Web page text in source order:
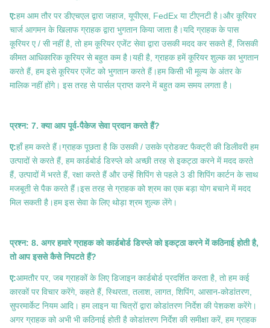
ए:हम आम तौर पर डीएचएल द्वारा जहाज, यूपीएस, FedEx या टीएनटी है।और कूरियर
चार्ज आगमन के खिलाफ ग्राहक द्वारा भुगतान किया जाता है।यदि ग्राहक के पास
कूरियर ए / सी नहीं है, तो हम कूरियर एजेंट सेवा द्वारा उसकी मदद कर सकते हैं, जिसकी
कीमत आधिकारिक कूरियर से बहुत कम है।यही है, ग्राहक हमें कूरियर शुल्क का भुगतान
करते हैं, हम इसे कूरियर एजेंट को भुगतान करते हैं।हम किसी भी मूल्य के अंतर के
मालिक नहीं होंगे। इस तरह से पार्सल प्राप्त करने में बहुत कम समय लगता है।
प्रश्न: 7. क्या आप पूर्व-पैकेज सेवा प्रदान करते हैं?
ए:हाँ हम करते हैं।ग्राहक पूछता है कि उसकी / उसके प्रोडक्ट फैक्ट्री की डिलीवरी हम
उत्पादों से करते हैं, हम कार्डबोर्ड डिस्प्ले को अच्छी तरह से इकट्ठा करने में मदद करते
हैं, उत्पादों में भरते हैं, रक्षा करते हैं और उन्हें शिपिंग से पहले 3 डी शिपिंग कार्टन के साथ
मजबूती से पैक करते हैं।इस तरह से ग्राहक को श्रम का एक बड़ा योग बचाने में मदद
मिल सकती है।हम इस सेवा के लिए थोड़ा श्रम शुल्क लेंगे।
प्रश्न: 8. अगर हमारे ग्राहक को कार्डबोर्ड डिस्प्ले को इकट्ठा करने में कठिनाई होती है,
तो आप इससे कैसे निपटते हैं?
ए:आमतौर पर, जब ग्राहकों के लिए डिजाइन कार्डबोर्ड प्रदर्शित करता है, तो हम कई
कारकों पर विचार करेंगे, कहते हैं, स्थिरता, तलाश, लागत, शिपिंग, आसान-कोडांतरण,
सुपरमार्केट नियम आदि। हम लाइन या चित्रों द्वारा कोडांतरण निर्देश की पेशकश करेंगे।
अगर ग्राहक को अभी भी कठिनाई होती है कोडांतरण निर्देश की समीक्षा करें, हम ग्राहक